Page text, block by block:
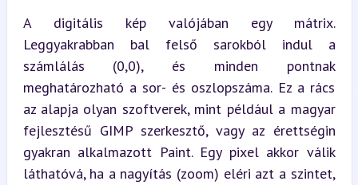
A digitális kép valójában egy mátrix.
Leggyakrabban bal felső sarokból indul a
számlálás (0,0), és minden pontnak
meghatározható a sor- és oszlopszáma. Ez a rács
az alapja olyan szoftverek, mint például a magyar
fejlesztésű GIMP szerkesztő, vagy az érettségin
gyakran alkalmazott Paint. Egy pixel akkor válik
láthatóvá, ha a nagyítás (zoom) eléri azt a szintet,